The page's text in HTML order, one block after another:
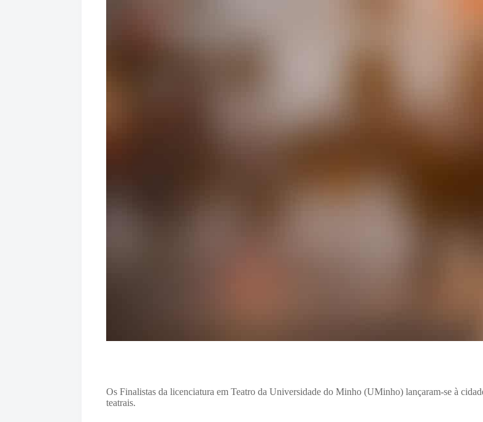
Os Finalistas da licenciatura em Teatro da Universidade do Minho (UMinho) lançaram-se à
teatrais.